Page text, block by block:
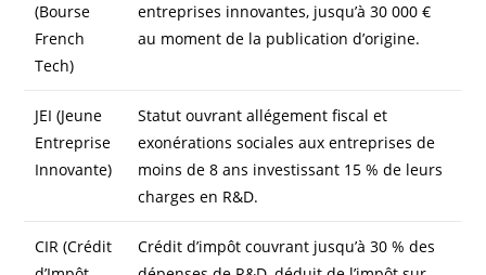
(Bourse
French
Tech)
entreprises innovantes, jusqu’à 30 000 €
au moment de la publication d’origine.
JEI (Jeune
Entreprise
Innovante)
Statut ouvrant allégement fiscal et
exonérations sociales aux entreprises de
moins de 8 ans investissant 15 % de leurs
charges en R&D.
CIR (Crédit
Crédit d’impôt couvrant jusqu’à 30 % des